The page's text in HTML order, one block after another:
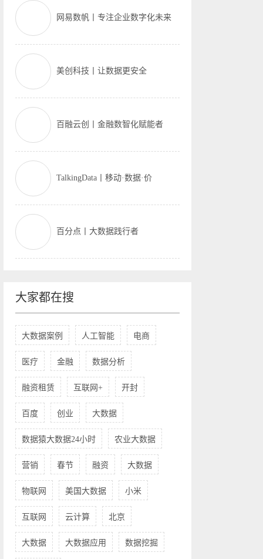
网易数帆丨专注企业数字化未来
美创科技丨让数据更安全
百融云创丨金融数智化赋能者
TalkingData丨移动·数据·价
百分点丨大数据践行者
大家都在搜
大数据案例 人工智能 电商
医疗 金融 数据分析
融资租赁 互联网+ 开封
百度 创业 大数据
数据猿大数据24小时 农业大数据
营销 春节 融资 大数据
物联网 美国大数据 小米
互联网 云计算 北京
大数据 大数据应用 数据挖掘